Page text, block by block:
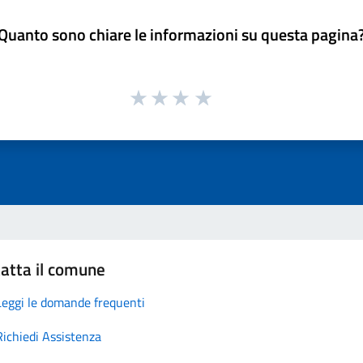
sono chiare le informazioni su questa
il comune
le domande frequenti
Assistenza